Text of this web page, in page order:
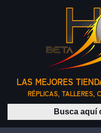
LAS MEJORES
RÉPLICAS, TALLERES,